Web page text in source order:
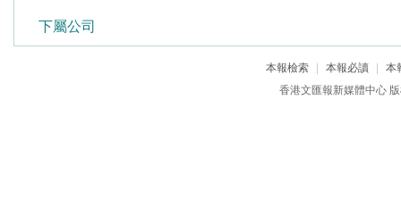
下屬公司
本報檢索 本報必讀
本
香港文匯報新媒體中心